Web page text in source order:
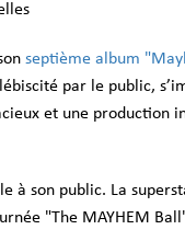
septième album
par le public,
et une production
à son public. La
"The MAYHEM